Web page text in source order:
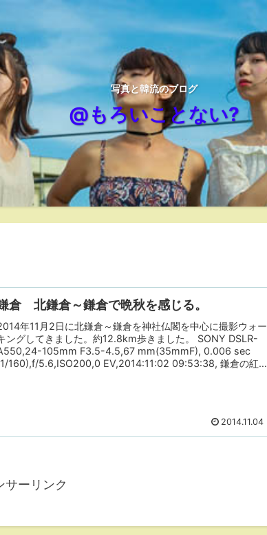
写真と韓流のブログ
@もろいことない?
倉 北鎌倉～鎌倉で晩秋を感じる。
年11月2日に北鎌倉～鎌倉を神社仏閣を中心に撮影ウォー
ングしてきました。約12.8km歩きました。 SONY DSLR-
105mm F3.5-4.5,67 mm(35mmF), 0.006 sec
160),f/5.6,ISO200,0 EV,2014:11:02 09:53:38, 鎌倉の紅
2014.11.04
サーリンク